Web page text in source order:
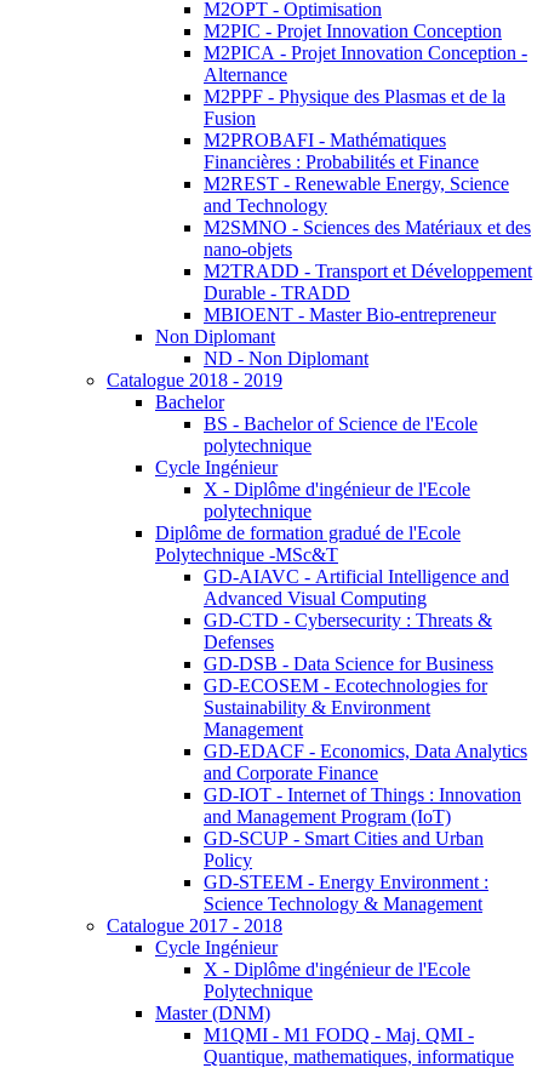
M2OPT - Optimisation
M2PIC - Projet Innovation Conception
M2PICA - Projet Innovation Conception -
Alternance
M2PPF - Physique des Plasmas et de la
Fusion
M2PROBAFI - Mathématiques
Financières : Probabilités et Finance
M2REST - Renewable Energy, Science
and Technology
M2SMNO - Sciences des Matériaux et des
nano-objets
M2TRADD - Transport et Développement
Durable - TRADD
MBIOENT - Master Bio-entrepreneur
Non Diplomant
ND - Non Diplomant
Catalogue 2018 - 2019
Bachelor
BS - Bachelor of Science de l'Ecole
polytechnique
Cycle Ingénieur
X - Diplôme d'ingénieur de l'Ecole
polytechnique
Diplôme de formation gradué de l'Ecole
Polytechnique -MSc&T
GD-AIAVC - Artificial Intelligence and
Advanced Visual Computing
GD-CTD - Cybersecurity : Threats &
Defenses
GD-DSB - Data Science for Business
GD-ECOSEM - Ecotechnologies for
Sustainability & Environment
Management
GD-EDACF - Economics, Data Analytics
and Corporate Finance
GD-IOT - Internet of Things : Innovation
and Management Program (IoT)
GD-SCUP - Smart Cities and Urban
Policy
GD-STEEM - Energy Environment :
Science Technology & Management
Catalogue 2017 - 2018
Cycle Ingénieur
X - Diplôme d'ingénieur de l'Ecole
Polytechnique
Master (DNM)
M1QMI - M1 FODQ - Maj. QMI -
Quantique, mathematiques, informatique